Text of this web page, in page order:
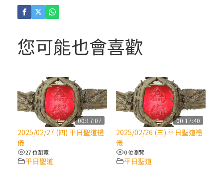
人相遇
(2)黃敏正主教帶你做「四旬期避靜」—【逾
越的智慧】：七項齋戒的意義與益處
【信仰之旅】第九集：「如果你的痛苦比快
樂多」—歐義明神父 / 應芝莉老師
您可能也會喜歡
00:17:07
2025/02/27 (四) 平日聖道禮
儀
27 位瀏覽
平日聖道
00:17:40
2025/02/26 (三) 平日聖道禮
儀
0 位瀏覽
平日聖道